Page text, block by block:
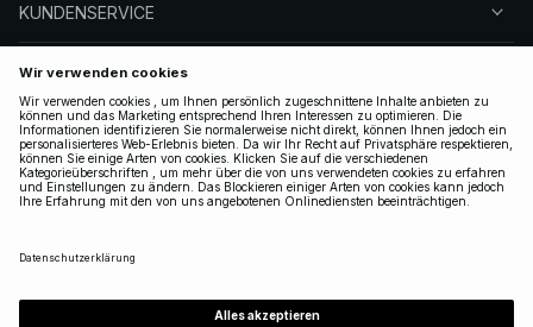
KUNDENSERVICE
ÜBER NA-KD
FOLGEN SIE UNS
LEGAL